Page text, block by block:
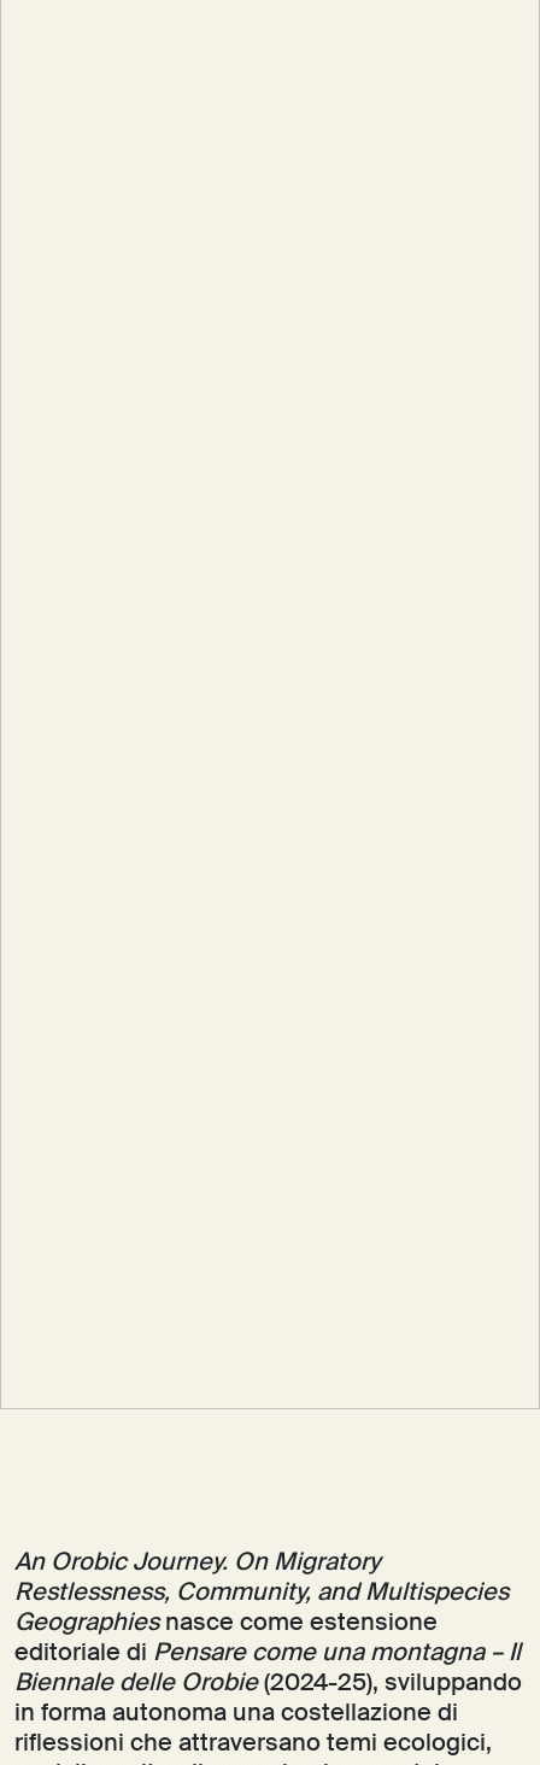
An Orobic Journey. On Migratory
Restlessness, Community, and Multispecies
Geographiesnasce come estensione
editoriale di Pensare come una montagna – Il
Biennale delle Orobie(2024-25), sviluppando
in forma autonoma una costellazione di
riflessioni che attraversano temi ecologici,